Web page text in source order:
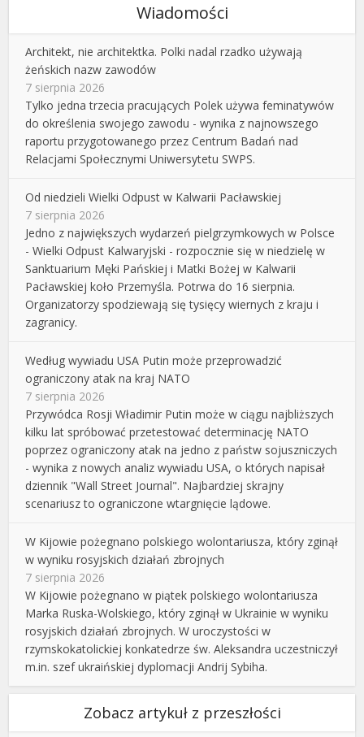
Wiadomości
Architekt, nie architektka. Polki nadal rzadko używają
żeńskich nazw zawodów
7 sierpnia 2026
Tylko jedna trzecia pracujących Polek używa feminatywów
do określenia swojego zawodu - wynika z najnowszego
raportu przygotowanego przez Centrum Badań nad
Relacjami Społecznymi Uniwersytetu SWPS.
Od niedzieli Wielki Odpust w Kalwarii Pacławskiej
7 sierpnia 2026
Jedno z największych wydarzeń pielgrzymkowych w Polsce
- Wielki Odpust Kalwaryjski - rozpocznie się w niedzielę w
Sanktuarium Męki Pańskiej i Matki Bożej w Kalwarii
Pacławskiej koło Przemyśla. Potrwa do 16 sierpnia.
Organizatorzy spodziewają się tysięcy wiernych z kraju i
zagranicy.
Według wywiadu USA Putin może przeprowadzić
ograniczony atak na kraj NATO
7 sierpnia 2026
Przywódca Rosji Władimir Putin może w ciągu najbliższych
kilku lat spróbować przetestować determinację NATO
poprzez ograniczony atak na jedno z państw sojuszniczych
- wynika z nowych analiz wywiadu USA, o których napisał
dziennik "Wall Street Journal". Najbardziej skrajny
scenariusz to ograniczone wtargnięcie lądowe.
W Kijowie pożegnano polskiego wolontariusza, który zginął
w wyniku rosyjskich działań zbrojnych
7 sierpnia 2026
W Kijowie pożegnano w piątek polskiego wolontariusza
Marka Ruska-Wolskiego, który zginął w Ukrainie w wyniku
rosyjskich działań zbrojnych. W uroczystości w
rzymskokatolickiej konkatedrze św. Aleksandra uczestniczył
m.in. szef ukraińskiej dyplomacji Andrij Sybiha.
Zobacz artykuł z przeszłości